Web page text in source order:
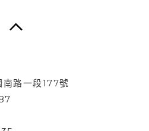
路一段177號